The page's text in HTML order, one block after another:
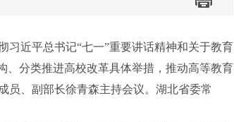
近平总书记“七一”重要讲话精神和关于教育
、分类推进高校改革具体举措，推动高等教育
员、副部长徐青森主持会议。湖北省委常